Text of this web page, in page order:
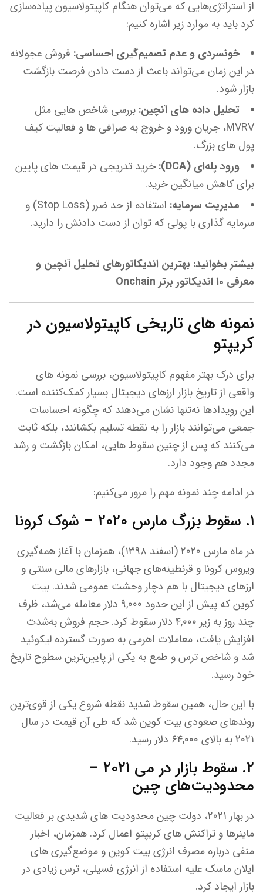
از استراتژی‌هایی که می‌توان هنگام کاپیتولاسیون پیاده‌سازی
کرد باید به موارد زیر اشاره کنیم:
خونسردی و عدم تصمیم‌گیری احساسی: فروش عجولانه
در این زمان می‌تواند باعث از دست دادن فرصت بازگشت
بازار شود.
تحلیل داده های آنچین: بررسی شاخص هایی مثل
MVRV، جریان ورود و خروج به صرافی ها و فعالیت کیف
پول های بزرگ.
ورود پله‌ای (DCA):
خرید تدریجی در قیمت های پایین
برای کاهش میانگین خرید.
مدیریت سرمایه:
استفاده از حد ضرر (Stop Loss) و
سرمایه گذاری با پولی که توان از دست دادنش را دارید.
بیشتر بخوانید: بهترین اندیکاتورهای تحلیل آنچین و
معرفی ۱۰ اندیکاتور برتر Onchain
نمونه های تاریخی کاپیتولاسیون در
کریپتو
برای درک بهتر مفهوم کاپیتولاسیون، بررسی نمونه های
واقعی از تاریخ بازار ارزهای دیجیتال بسیار کمک‌کننده است.
این رویدادها نه‌تنها نشان می‌دهند که چگونه احساسات
جمعی می‌توانند بازار را به نقطه تسلیم بکشانند، بلکه ثابت
می‌کنند که پس از چنین سقوط هایی، امکان بازگشت و رشد
مجدد هم وجود دارد.
در ادامه چند نمونه مهم را مرور می‌کنیم:
۱. سقوط بزرگ مارس ۲۰۲۰ – شوک کرونا
در ماه مارس ۲۰۲۰ (اسفند ۱۳۹۸)، همزمان با آغاز همه‌گیری
ویروس کرونا و قرنطینه‌های جهانی، بازارهای مالی سنتی و
ارزهای دیجیتال با هم دچار وحشت عمومی شدند. بیت
کوین که پیش از این حدود ۹,۰۰۰ دلار معامله می‌شد، ظرف
چند روز به زیر ۴,۰۰۰ دلار سقوط کرد. حجم فروش به‌شدت
افزایش یافت، معاملات اهرمی به صورت گسترده لیکوئید
شد و شاخص ترس و طمع به یکی از پایین‌ترین سطوح تاریخ
خود رسید.
با این حال، همین سقوط شدید نقطه شروع یکی از قوی‌ترین
روندهای صعودی بیت کوین شد که طی آن قیمت در سال
۲۰۲۱ به بالای ۶۴,۰۰۰ دلار رسید.
۲. سقوط بازار در می ۲۰۲۱ –
محدودیت‌های چین
در بهار ۲۰۲۱، دولت چین محدودیت های شدیدی بر فعالیت
ماینرها و تراکنش های کریپتو اعمال کرد. همزمان، اخبار
منفی درباره مصرف انرژی بیت کوین و موضع‌گیری های
ایلان ماسک علیه استفاده از انرژی فسیلی، ترس زیادی در
بازار ایجاد کرد.